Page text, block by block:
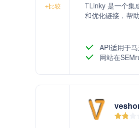
+比较
TLinky 是一个集
和优化链接，帮
API适用于
网站在